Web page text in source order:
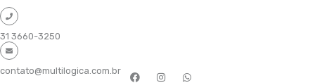
31 3660-3250
contato@multilogica.com.br